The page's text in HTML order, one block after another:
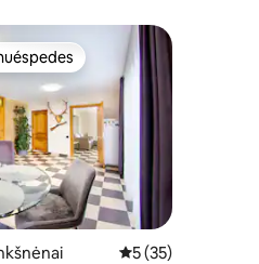
preferido
Calificación
5 (35)